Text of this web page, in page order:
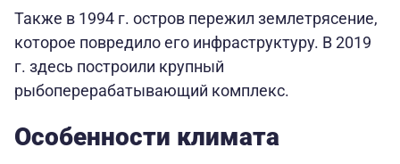
Также в 1994 г. остров пережил землетрясение,
которое повредило его инфраструктуру. В 2019
г. здесь построили крупный
рыбоперерабатывающий комплекс.
Особенности климата